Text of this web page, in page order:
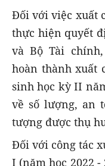
Đối với việc xuất
thực hiện quyết
và Bộ Tài
hoàn thành xuất
sinh học kỳ II
về số lượng, an
tượng được thụ
Đối với công tác
I (năm học 2022 -